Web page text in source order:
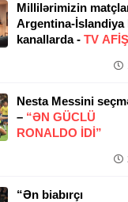
Millilərimizin
Argentina-İslandiya
kanallarda - TV
Nesta Messini
– “ƏN GÜCLÜ
RONALDO IDI”
“Ən biabırçı